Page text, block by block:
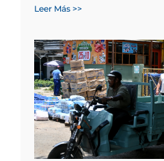
Leer Más >>